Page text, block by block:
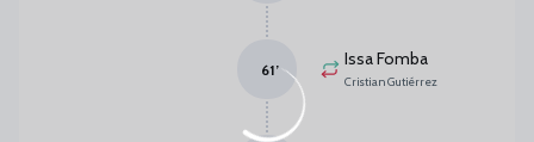
Issa Fomba
Cristian Gutiérrez
61’